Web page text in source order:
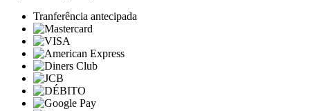
Tranferência antecipada